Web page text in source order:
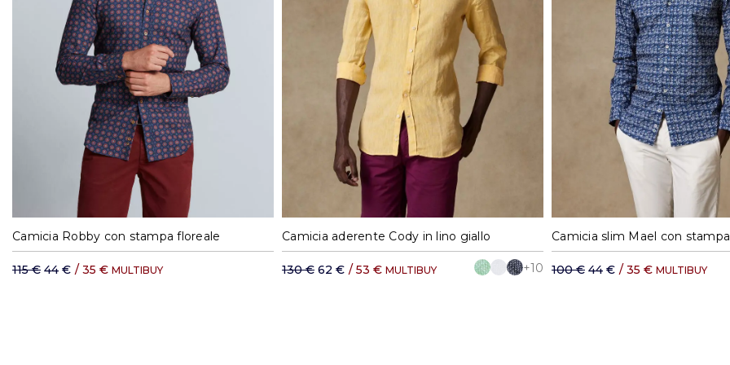
S M L XL XXL
Camicia Robby con stampa floreale
115 € 44 € / 35 € MULTIBUY
S M L XL XXL
Camicia aderente Cody in lino giallo
130 € 62 € / 53 € MULTIBUY +10
37 38 39 40
100 € 44 € / 35 € MULTIBUY